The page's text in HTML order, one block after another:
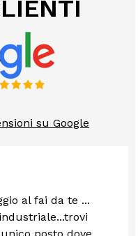
su Google
al fai da te ...